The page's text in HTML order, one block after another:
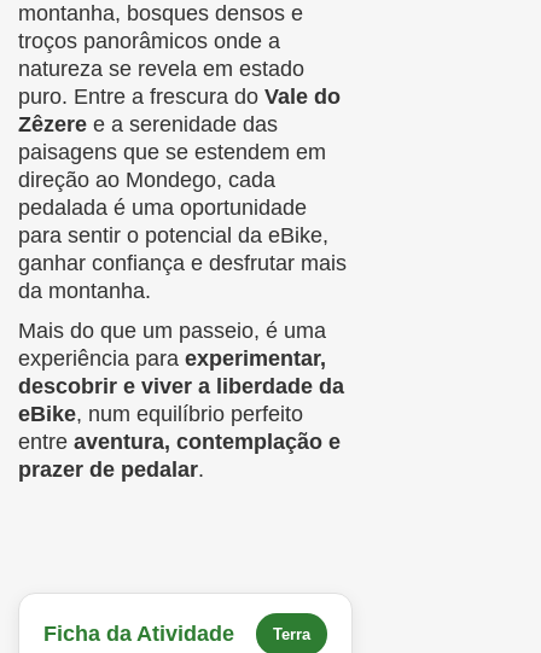
montanha, bosques densos e
troços panorâmicos onde a
natureza se revela em estado
puro. Entre a frescura do Vale do
Zêzere e a serenidade das
paisagens que se estendem em
direção ao Mondego, cada
pedalada é uma oportunidade
para sentir o potencial da eBike,
ganhar confiança e desfrutar mais
da montanha.
Mais do que um passeio, é uma
experiência para experimentar,
descobrir e viver a liberdade da
eBike, num equilíbrio perfeito
entre aventura, contemplação e
prazer de pedalar.
Ficha da Atividade Terra